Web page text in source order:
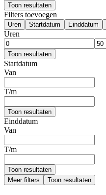
Toon resultaten
Filters toevoegen
Uren Startdatum Einddatum
Uren
Toon resultaten
Startdatum
Van
T/m
Toon resultaten
Einddatum
Van
T/m
Toon resultaten
Meer filters
Toon resultaten